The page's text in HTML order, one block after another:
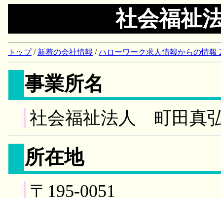
社会福祉
トップ/ 新着の会社情報 /ハローワーク求人情報からの情報
事業所名
社会福祉法人 町田真
所在地
〒195-0051